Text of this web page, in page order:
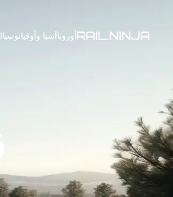
أوروبا آسيا وأوقيانوسيا